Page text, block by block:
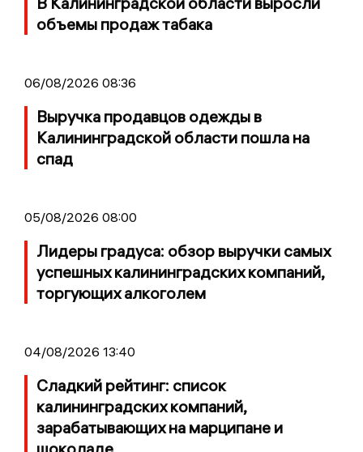
объемы продаж табака
06/08/2026 08:36
Выручка продавцов одежды в
Калининградской области пошла на
спад
05/08/2026 08:00
Лидеры градуса: обзор выручки самых
успешных калининградских компаний,
торгующих алкоголем
04/08/2026 13:40
Сладкий рейтинг: список
калининградских компаний,
зарабатывающих на марципане и